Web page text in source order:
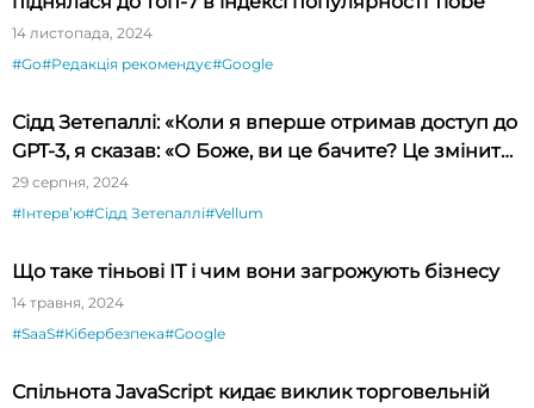
14 листопада, 2024
#Go#Редакція рекомендує#Google
Сідд Зетепаллі: «Коли я вперше отримав доступ до
GPT-3, я сказав: «О Боже, ви це бачите? Це змінить
світ!»
29 серпня, 2024
#Інтервʼю#Сідд Зетепаллі#Vellum
Що таке тіньові IT і чим вони загрожують бізнесу
14 травня, 2024
#SaaS#Кібербезпека#Google
Спільнота JavaScript кидає виклик торговельній